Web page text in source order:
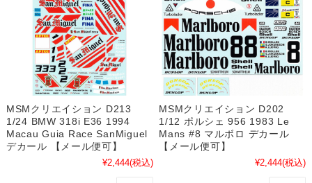
MSMクリエイション D213
1/24 BMW 318i E36 1994
Macau Guia Race SanMiguel
デカール 【メール便可】
¥2,444(税込)
MSMクリエイション D202
1/12 ポルシェ 956 1983 Le
Mans #8 マルボロ デカール
【メール便可】
¥2,444(税込)